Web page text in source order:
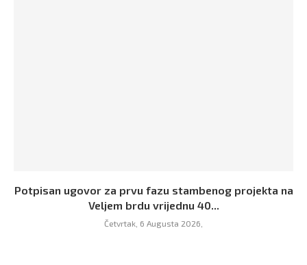
Potpisan ugovor za prvu fazu stambenog projekta na
Veljem brdu vrijednu 40...
Četvrtak, 6 Augusta 2026,